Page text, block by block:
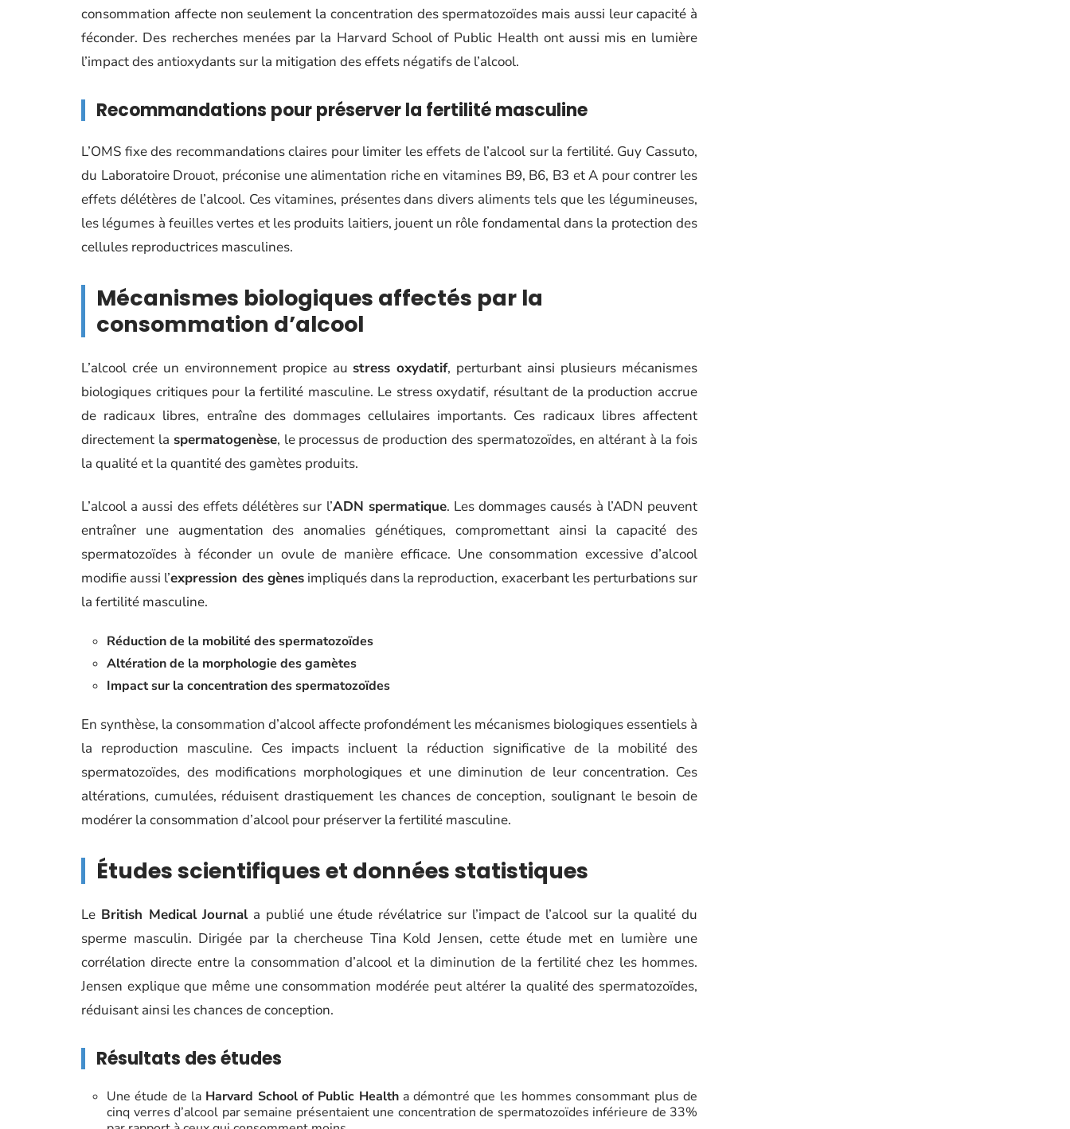
consommation affecte non seulement la concentration des spermatozoïdes mais aussi leur capacité à
féconder. Des recherches menées par la Harvard School of Public Health ont aussi mis en lumière
l’impact des antioxydants sur la mitigation des effets négatifs de l’alcool.
Recommandations pour préserver la fertilité masculine
L’OMS fixe des recommandations claires pour limiter les effets de l’alcool sur la fertilité. Guy Cassuto,
du Laboratoire Drouot, préconise une alimentation riche en vitamines B9, B6, B3 et A pour contrer les
effets délétères de l’alcool. Ces vitamines, présentes dans divers aliments tels que les légumineuses,
les légumes à feuilles vertes et les produits laitiers, jouent un rôle fondamental dans la protection des
cellules reproductrices masculines.
Mécanismes biologiques affectés par la
consommation d’alcool
L’alcool crée un environnement propice au stress oxydatif, perturbant ainsi plusieurs mécanismes
biologiques critiques pour la fertilité masculine. Le stress oxydatif, résultant de la production accrue
de radicaux libres, entraîne des dommages cellulaires importants. Ces radicaux libres affectent
directement la spermatogenèse, le processus de production des spermatozoïdes, en altérant à la fois
la qualité et la quantité des gamètes produits.
L’alcool a aussi des effets délétères sur l’ADN spermatique. Les dommages causés à l’ADN peuvent
entraîner une augmentation des anomalies génétiques, compromettant ainsi la capacité des
spermatozoïdes à féconder un ovule de manière efficace. Une consommation excessive d’alcool
modifie aussi l’expression des gènesimpliqués dans la reproduction, exacerbant les perturbations sur
la fertilité masculine.
Réduction de la mobilité des spermatozoïdes
Altération de la morphologie des gamètes
Impact sur la concentration des spermatozoïdes
En synthèse, la consommation d’alcool affecte profondément les mécanismes biologiques essentiels à
la reproduction masculine. Ces impacts incluent la réduction significative de la mobilité des
spermatozoïdes, des modifications morphologiques et une diminution de leur concentration. Ces
altérations, cumulées, réduisent drastiquement les chances de conception, soulignant le besoin de
modérer la consommation d’alcool pour préserver la fertilité masculine.
Études scientifiques et données statistiques
Le British Medical Journala publié une étude révélatrice sur l’impact de l’alcool sur la qualité du
sperme masculin. Dirigée par la chercheuse Tina Kold Jensen, cette étude met en lumière une
corrélation directe entre la consommation d’alcool et la diminution de la fertilité chez les hommes.
Jensen explique que même une consommation modérée peut altérer la qualité des spermatozoïdes,
réduisant ainsi les chances de conception.
Résultats des études
Une étude de la Harvard School of Public Healtha démontré que les hommes consommant plus de
cinq verres d’alcool par semaine présentaient une concentration de spermatozoïdes inférieure de 33%